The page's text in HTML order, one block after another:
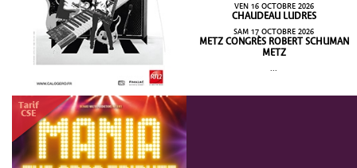
VEN 16 OCTOBRE 2026
CHAUDEAU LUDRES
SAM 17 OCTOBRE 2026
METZ CONGRÈS ROBERT SCHUMAN
METZ